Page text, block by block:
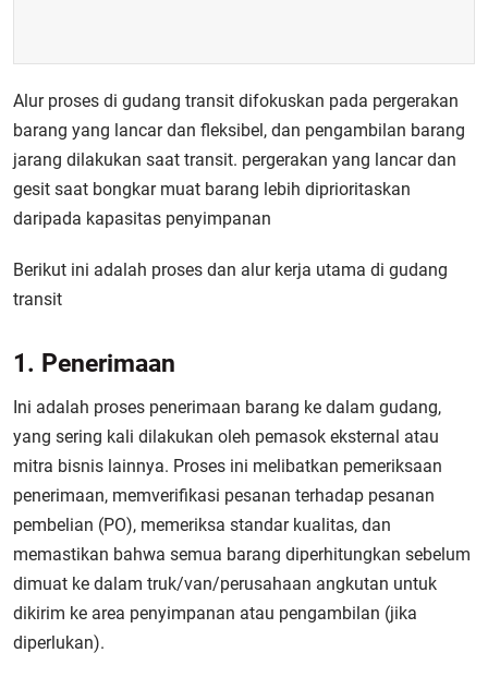
Alur proses di gudang transit difokuskan pada pergerakan
barang yang lancar dan fleksibel, dan pengambilan barang
jarang dilakukan saat transit. pergerakan yang lancar dan
gesit saat bongkar muat barang lebih diprioritaskan
daripada kapasitas penyimpanan
Berikut ini adalah proses dan alur kerja utama di gudang
transit
1. Penerimaan
Ini adalah proses penerimaan barang ke dalam gudang,
yang sering kali dilakukan oleh pemasok eksternal atau
mitra bisnis lainnya. Proses ini melibatkan pemeriksaan
penerimaan, memverifikasi pesanan terhadap pesanan
pembelian (PO), memeriksa standar kualitas, dan
memastikan bahwa semua barang diperhitungkan sebelum
dimuat ke dalam truk/van/perusahaan angkutan untuk
dikirim ke area penyimpanan atau pengambilan (jika
diperlukan).